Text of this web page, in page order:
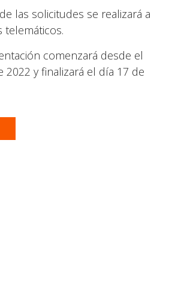
las solicitudes se realizará a
telemáticos.
comenzará desde el
2022 y finalizará el día 17 de